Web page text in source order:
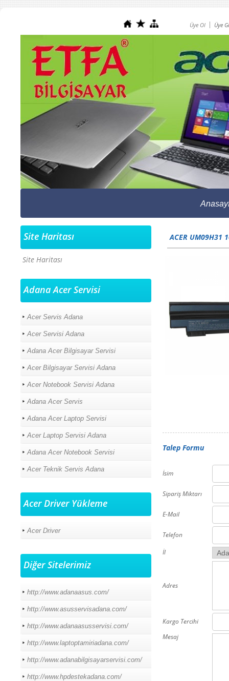
Üye Ol Üye
Site Haritası
Site Haritası
Adana Acer Servisi
Acer Servis Adana
Acer Servisi Adana
Adana Acer Bilgisayar Servisi
Acer Bilgisayar Servisi Adana
Acer Notebook Servisi Adana
Adana Acer Servis
Adana Acer Laptop Servisi
Acer Laptop Servisi Adana
Adana Acer Notebook Servisi
Acer Teknik Servis Adana
Acer Driver Yükleme
Acer Driver
Diğer Sitelerimiz
http://www.adanaasus.com/
http://www.asusservisadana.com/
http://www.adanaasusservisi.com/
http://www.laptoptamiriadana.com/
http://www.adanabilgisayarservisi.com/
http://www.hpdestekadana.com/
ACER UM09H31
Talep Formu
İsim
Sipariş Miktarı
E-Mail
Telefon
İl
Adres
Kargo Tercihi
Mesaj